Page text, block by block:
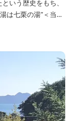
いう歴史をもち、
は七栗の湯”＜当時
神として祀ってい
このように、宮中